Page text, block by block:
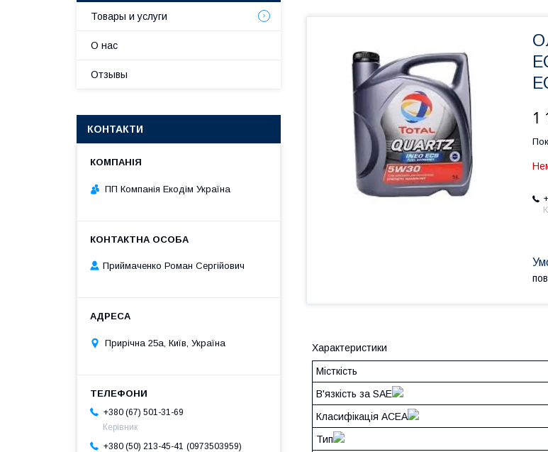
1
Характеристики
Місткість
В'язкість за SAE
Класифікація ACEA
Тип
Товары и услуги
О нас
Отзывы
КОНТАКТИ
ПП Компанія Екодім Україна
Приймаченко Роман Сергійович
Прирічна 25а, Київ, Україна
+380 (67) 501-31-69
Керівник
+380 (50) 213-45-41
0973503959